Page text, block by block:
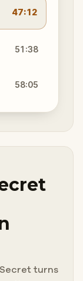
47:12
51:38
58:05
turns